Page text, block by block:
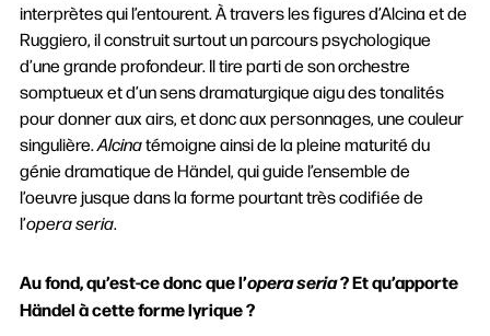
interprètes qui l’entourent. À travers les figures d’Alcina et de
Ruggiero, il construit surtout un parcours psychologique
d’une grande profondeur. Il tire parti de son orchestre
somptueux et d’un sens dramaturgique aigu des tonalités
pour donner aux airs, et donc aux personnages, une couleur
singulière.Alcinatémoigne ainsi de la pleine maturité du
génie dramatique de Händel, qui guide l’ensemble de
l’oeuvre jusque dans la forme pourtant très codifiée de
l’opera seria.
Au fond, qu’est-ce donc que l’opera seria? Et qu’apporte
Händel à cette forme lyrique ?